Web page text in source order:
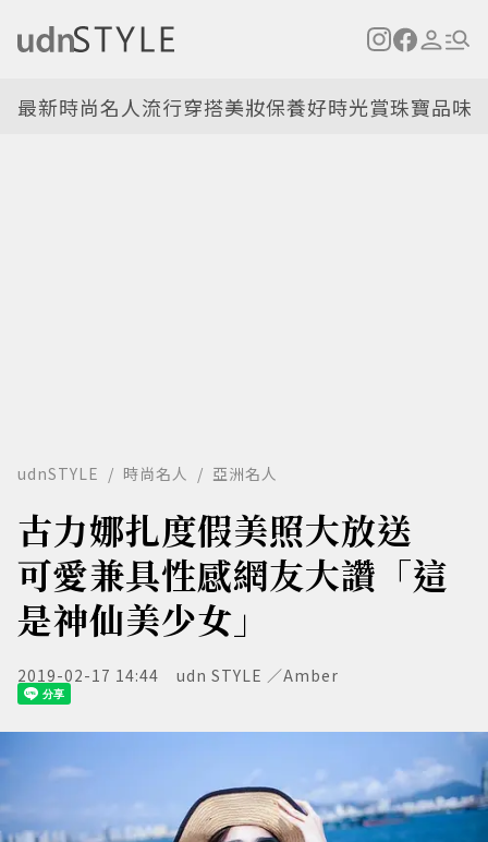
最新時尚名人流行穿搭美妝保養好時光賞珠寶品味
udnSTYLE 時尚名人 亞洲名人
古力娜扎度假美照大放送
可愛兼具性感網友大讚「這
是神仙美少女」
2019-02-17 14:44 udn STYLE ／Amber